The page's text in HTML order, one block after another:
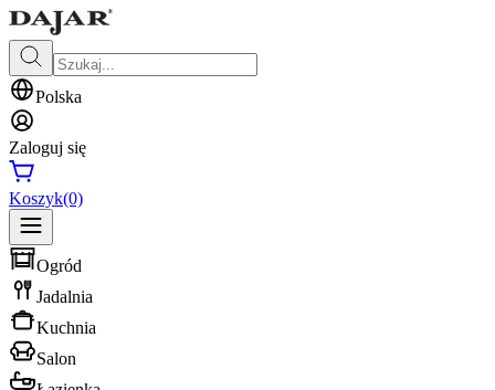
Polska
Zaloguj się
Koszyk(0)
Ogród
Jadalnia
Kuchnia
Salon